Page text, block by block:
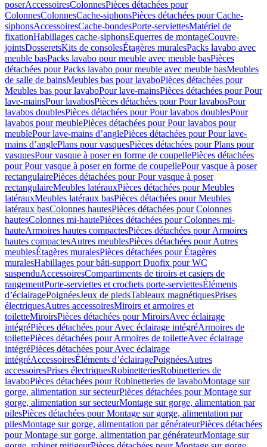
poserAccessoiresColonnesPièces détachées pour
ColonnesColonnesCache-siphonsPièces détachées pour Cache-
siphonsAccessoiresCache-bondesPorte-serviettesMatériel de
fixationHabillages cache-siphonsEquerres de montageCouvre-
jointsDosseretsKits de consolesÉtagères muralesPacks lavabo avec
meuble basPacks lavabo pour meuble avec meuble basPièces
détachées pour Packs lavabo pour meuble avec meuble basMeubles
de salle de bainsMeubles bas pour lavaboPièces détachées pour
Meubles bas pour lavaboPour lave-mainsPièces détachées pour Pour
lave-mainsPour lavabosPièces détachées pour Pour lavabosPour
lavabos doublesPièces détachées pour Pour lavabos doublesPour
lavabos pour meublePièces détachées pour Pour lavabos pour
meublePour lave-mains d’anglePièces détachées pour Pour lave-
mains d’anglePlans pour vasquesPièces détachées pour Plans pour
vasquesPour vasque à poser en forme de coupellePièces détachées
pour Pour vasque à poser en forme de coupellePour vasque à poser
rectangulairePièces détachées pour Pour vasque à poser
rectangulaireMeubles latérauxPièces détachées pour Meubles
latérauxMeubles latéraux basPièces détachées pour Meubles
latéraux basColonnes hautesPièces détachées pour Colonnes
hautesColonnes mi-hautePièces détachées pour Colonnes mi-
hauteArmoires hautes compactesPièces détachées pour Armoires
hautes compactesAutres meublesPièces détachées pour Autres
meublesÉtagères muralesPièces détachées pour Étagères
muralesHabillages pour bâti-support Duofix pour WC
suspenduAccessoiresCompartiments de tiroirs et casiers de
rangementPorte-serviettes et crochets porte-serviettesÉléments
d’éclairagePoignéesJeux de piedsTableaux magnétiquesPrises
électriquesAutres accessoiresMiroirs et armoires et
toiletteMiroirsPièces détachées pour MiroirsAvec éclairage
intégréPièces détachées pour Avec éclairage intégréArmoires de
toilettePièces détachées pour Armoires de toiletteAvec éclairage
intégréPièces détachées pour Avec éclairage
intégréAccessoiresÉléments d’éclairagePoignéesAutres
accessoiresPrises électriquesRobinetteriesRobinetteries de
lavaboPièces détachées pour Robinetteries de lavaboMontage sur
gorge, alimentation sur secteurPièces détachées pour Montage sur
gorge, alimentation sur secteurMontage sur gorge, alimentation par
pilesPièces détachées pour Montage sur gorge, alimentation par
pilesMontage sur gorge, alimentation par générateurPièces détachées
pour Montage sur gorge, alimentation par générateurMontage sur